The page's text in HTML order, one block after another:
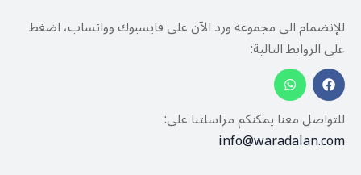
للإنضمام الى مجموعة ورد الآن على فايسبوك وواتساب، اضغط
على الروابط التالية:
للتواصل معنا يمكنكم مراسلتنا على:
info@waradalan.com